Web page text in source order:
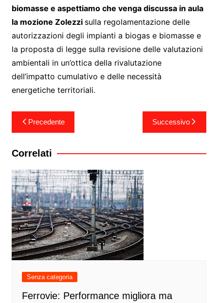
biomasse e aspettiamo che venga discussa in aula
la mozione Zolezzi sulla regolamentazione delle
autorizzazioni degli impianti a biogas e biomasse e
la proposta di legge sulla revisione delle valutazioni
ambientali in un’ottica della rivalutazione
dell’impatto cumulativo e delle necessità
energetiche territoriali.
Navigazione
articoli
Precedente Successivo
Correlati
Senza categoria
Ferrovie: Performance migliora ma